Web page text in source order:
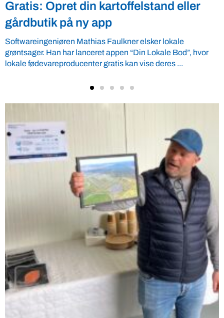
Fredspligt giver landmænd strategisk
fordel
Arbejdsgiverforeningen GLS-A tilbyder ordnede forhold, som
giver ro i maven til landmænd – også i usikre tider. VBF byder
velkommen ...